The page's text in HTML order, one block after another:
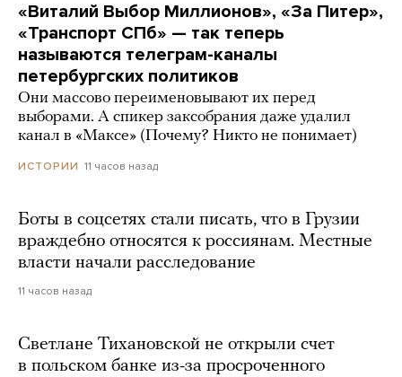
«Виталий Выбор Миллионов», «За Питер»,
«Транспорт СПб» — так теперь
называются телеграм-каналы
петербургских политиков
Они массово переименовывают их перед
выборами. А спикер заксобрания даже удалил
канал в «Максе» (Почему? Никто не понимает)
ИСТОРИИ 11 часов назад
Боты в соцсетях стали писать, что в Грузии
враждебно относятся к россиянам. Местные
власти начали расследование
11 часов назад
Светлане Тихановской не открыли счет
в польском банке из-за просроченного